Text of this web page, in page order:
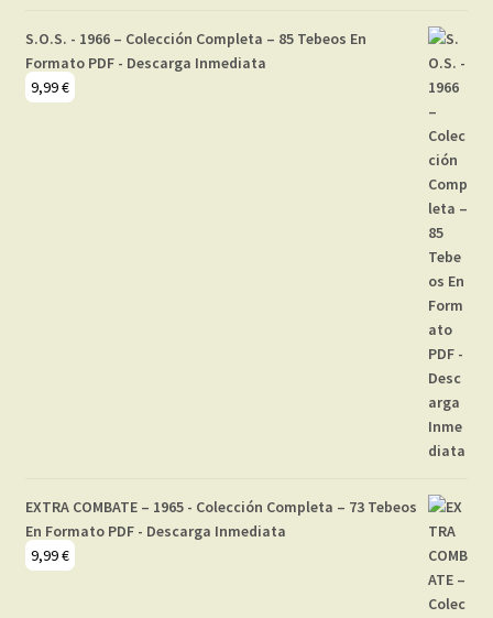
S.O.S. - 1966 – Colección Completa – 85 Tebeos En
Formato PDF - Descarga Inmediata
9,99€
EXTRA COMBATE – 1965 - Colección Completa – 73 Tebeos
En Formato PDF - Descarga Inmediata
9,99€